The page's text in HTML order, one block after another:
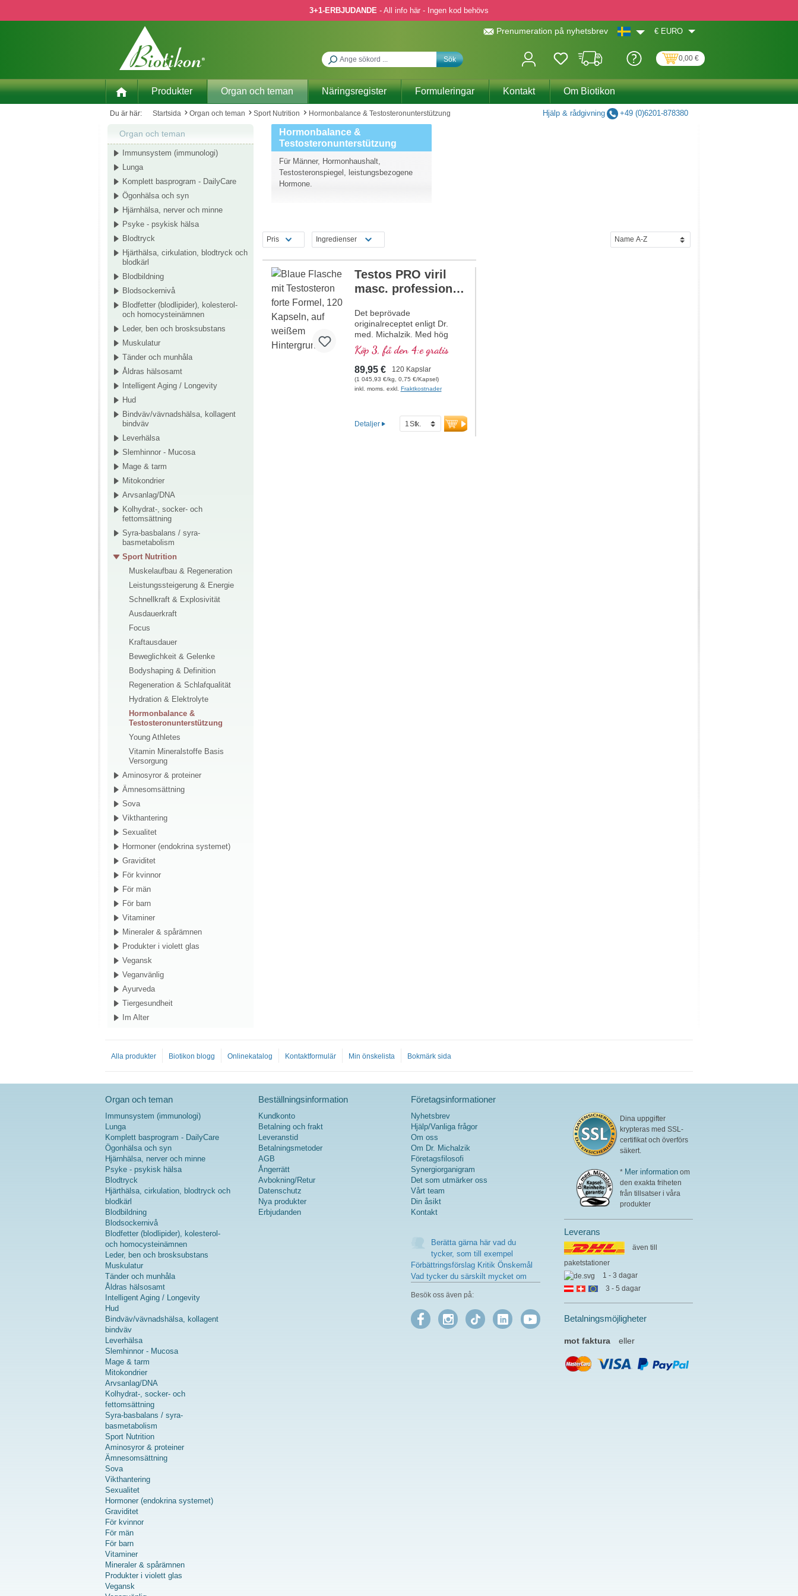
3+1-ERBJUDANDE - All info här - Ingen kod behövs
Prenumeration på nyhetsbrev € EURO
Sök 0,00 €
Produkter Organ och teman Näringsregister Formuleringar Kontakt Om Biotikon
Du är här: Startsida Organ och teman Sport Nutrition Hormonbalance & Testosteronunterstützung Hjälp & rådgivning +49 (0)6201-878380
Organ och teman
Immunsystem (immunologi)
Lunga
Komplett basprogram - DailyCare
Ögonhälsa och syn
Hjärnhälsa, nerver och minne
Psyke - psykisk hälsa
Blodtryck
Hjärthälsa, cirkulation, blodtryck och
blodkärl
Blodbildning
Blodsockernivå
Blodfetter (blodlipider), kolesterol-
och homocysteinämnen
Leder, ben och brosksubstans
Muskulatur
Tänder och munhåla
Åldras hälsosamt
Intelligent Aging / Longevity
Hud
Bindväv/vävnadshälsa, kollagent
bindväv
Leverhälsa
Slemhinnor - Mucosa
Mage & tarm
Mitokondrier
Arvsanlag/DNA
Kolhydrat-, socker- och
fettomsättning
Syra-basbalans / syra-
basmetabolism
Sport Nutrition
Muskelaufbau & Regeneration
Leistungssteigerung & Energie
Schnellkraft & Explosivität
Ausdauerkraft
Focus
Kraftausdauer
Beweglichkeit & Gelenke
Bodyshaping & Definition
Regeneration & Schlafqualität
Hydration & Elektrolyte
Hormonbalance &
Testosteronunterstützung
Young Athletes
Vitamin Mineralstoffe Basis
Versorgung
Aminosyror & proteiner
Ämnesomsättning
Sova
Vikthantering
Sexualitet
Hormoner (endokrina systemet)
Graviditet
För kvinnor
För män
För barn
Vitaminer
Mineraler & spårämnen
Produkter i violett glas
Vegansk
Veganvänlig
Ayurveda
Tiergesundheit
Im Alter
Hormonbalance &
Testosteronunterstützung
Für Männer, Hormonhaushalt,
Testosteronspiegel, leistungsbezogene
Hormone.
Pris Ingredienser
Testos PRO viril
masc. professional
Michalzik
Det beprövade
originalreceptet enligt Dr.
med. Michalzik. Med hög
koncentration av viktiga
växtbaserade makro- och
mikronäringsämnen. Med
värdefullt chrysin, Tribulus
terrestris, Turnera
bidrar till att bibehålla en
normal testosteronnivå, en
Köp 3, få den 4:e gratis
89,95 € 120 Kapslar
(1 045,93 €/kg, 0,75 €/Kapsel)
inkl. moms. exkl. Fraktkostnader
Detaljer
Alla produkter Biotikon blogg Onlinekatalog Kontaktformulär Min önskelista Bokmärk sida
Organ och teman
Immunsystem (immunologi)
Lunga
Komplett basprogram - DailyCare
Ögonhälsa och syn
Hjärnhälsa, nerver och minne
Psyke - psykisk hälsa
Blodtryck
Hjärthälsa, cirkulation, blodtryck och
blodkärl
Blodbildning
Blodsockernivå
Blodfetter (blodlipider), kolesterol-
och homocysteinämnen
Leder, ben och brosksubstans
Muskulatur
Tänder och munhåla
Åldras hälsosamt
Intelligent Aging / Longevity
Hud
Bindväv/vävnadshälsa, kollagent
bindväv
Leverhälsa
Slemhinnor - Mucosa
Mage & tarm
Mitokondrier
Arvsanlag/DNA
Kolhydrat-, socker- och
fettomsättning
Syra-basbalans / syra-
basmetabolism
Sport Nutrition
Aminosyror & proteiner
Ämnesomsättning
Sova
Vikthantering
Sexualitet
Hormoner (endokrina systemet)
Graviditet
För kvinnor
För män
För barn
Vitaminer
Mineraler & spårämnen
Produkter i violett glas
Vegansk
Beställningsinformation
Kundkonto
Betalning och frakt
Leveranstid
Betalningsmetoder
AGB
Ångerrätt
Avbokning/Retur
Datenschutz
Nya produkter
Erbjudanden
Företagsinformationer
Nyhetsbrev
Hjälp/Vanliga frågor
Om oss
Om Dr. Michalzik
Företagsfilosofi
Synergiorganigram
Det som utmärker oss
Vårt team
Din åsikt
Kontakt
Berätta gärna här vad du
tycker, som till exempel
Förbättringsförslag Kritik Önskemål
Vad tycker du särskilt mycket om
Besök oss även på:
Dina uppgifter
krypteras med SSL-
certifikat och överförs
säkert.
* Mer information om
den exakta friheten
från tillsatser i våra
produkter
Leverans
även till
paketstationer
1 - 3 dagar
3 - 5 dagar
Betalningsmöjligheter
mot faktura eller